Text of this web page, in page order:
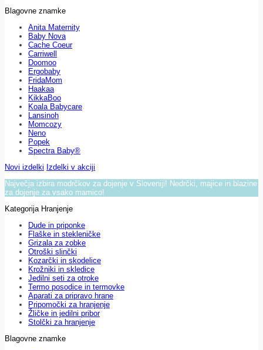
Blagovne znamke
Anita Maternity
Baby Nova
Cache Coeur
Carriwell
Doomoo
Ergobaby
FridaMom
Haakaa
KikkaBoo
Koala Babycare
Lansinoh
Momcozy
Neno
Popek
Spectra Baby®
Novi izdelki Izdelki v akciji
Največja izbira modrčkov za dojenje v Sloveniji! Nedrčki, majice in blazine
za dojenje za vsako mamico!
Kategorija Hranjenje
Dude in priponke
Flaške in stekleničke
Grizala za zobke
Otroški slinčki
Kozarčki in skodelice
Krožniki in skledice
Jedilni seti za otroke
Termo posodice in termovke
Aparati za pripravo hrane
Pripomočki za hranjenje
Žličke in jedilni pribor
Stolčki za hranjenje
Blagovne znamke